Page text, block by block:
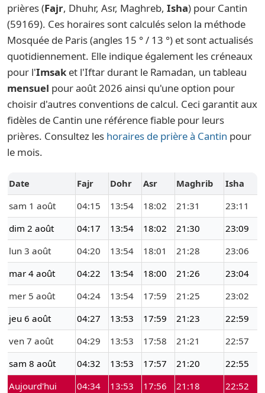
prières (Fajr, Dhuhr, Asr, Maghreb, Isha) pour Cantin
(59169). Ces horaires sont calculés selon la méthode
Mosquée de Paris (angles 15 ° / 13 °) et sont actualisés
quotidiennement. Elle indique également les créneaux
pour l'Imsak et l'Iftar durant le Ramadan, un tableau
mensuel pour août 2026 ainsi qu'une option pour
choisir d'autres conventions de calcul. Ceci garantit aux
fidèles de Cantin une référence fiable pour leurs
prières. Consultez les horaires de prière à Cantin pour
le mois.
Date Fajr Dohr Asr Maghrib
Isha
sam 1 août
04:15 13:54 18:02 21:31
23:11
dim 2 août
04:17 13:54 18:02 21:30
23:09
lun 3 août
04:20 13:54 18:01 21:28
23:06
mar 4 août
04:22 13:54 18:00 21:26
23:04
mer 5 août
04:24 13:54 17:59 21:25
23:02
jeu 6 août
04:27 13:53 17:59 21:23
22:59
ven 7 août
04:29 13:53 17:58 21:21
22:57
sam 8 août
04:32 13:53 17:57 21:20
22:55
Aujourd'hui
04:34 13:53 17:56 21:18
22:52